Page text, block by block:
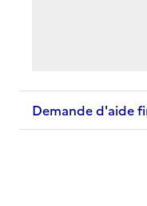
Demande d'aide